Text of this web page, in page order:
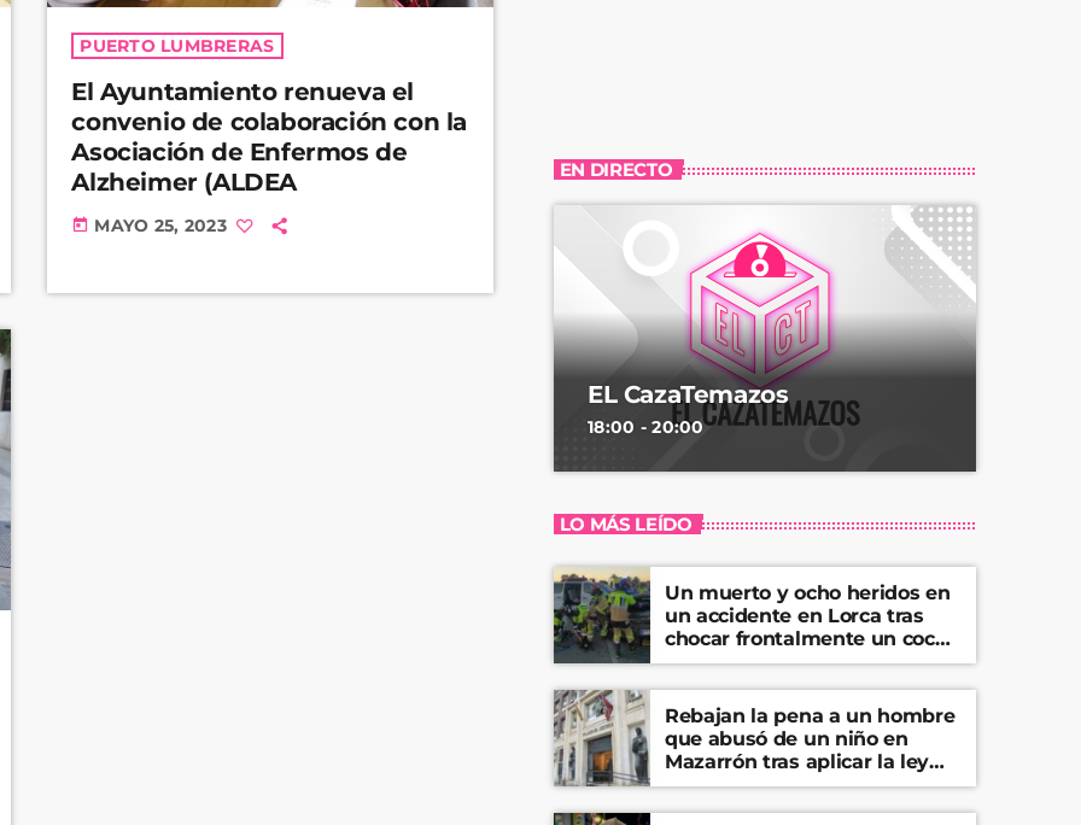
PUERTO LUMBRERAS
El Ayuntamiento renueva el
convenio de colaboración con la
Asociación de Enfermos de
Alzheimer (ALDEA
today MAYO 25, 2023
EN DIRECTO
EL CazaTemazos
18:00 - 20:00
LO MÁS LEÍDO
Un muerto y ocho heridos en
un accidente en Lorca tras
chocar frontalmente un coche
y una furgoneta
Rebajan la pena a un hombre
que abusó de un niño en
Mazarrón tras aplicar la ley
del ‘solo sí es sí’